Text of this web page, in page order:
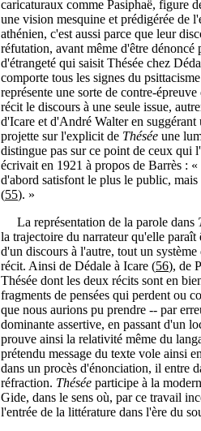
caricaturaux comme Pasiphaë, figure
une vision mesquine et prédigérée de
athénien, c'est aussi parce que leur
réfutation, avant même d'être
d'étrangeté qui saisit Thésée chez
comporte tous les signes du
représente une sorte de contre-
récit le discours à une seule issue,
d'Icare et d'André Walter en
projette sur l'explicit de Thésée une
distingue pas sur ce point de ceux qui
écrivait en 1921 à propos de Barrès :
d'abord satisfont le plus le public,
(55). »
La représentation de la parole dans
la trajectoire du narrateur qu'elle
d'un discours à l'autre, tout un
récit. Ainsi de Dédale à Icare (56), de
Thésée dont les deux récits sont en
fragments de pensées qui perdent ou
que nous aurions pu prendre -- par
dominante assertive, en passant d'un
prouve ainsi la relativité même du
prétendu message du texte vole ainsi
dans un procès d'énonciation, il entre
réfraction. Thésée participe à la
Gide, dans le sens où, par ce travail
l'entrée de la littérature dans l'ère du